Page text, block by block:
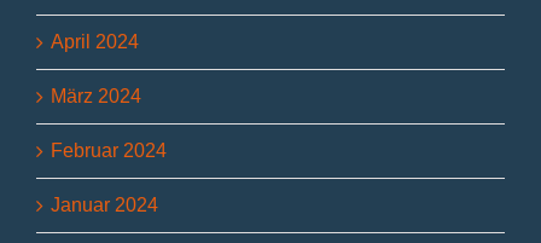
April 2024
März 2024
Februar 2024
Januar 2024